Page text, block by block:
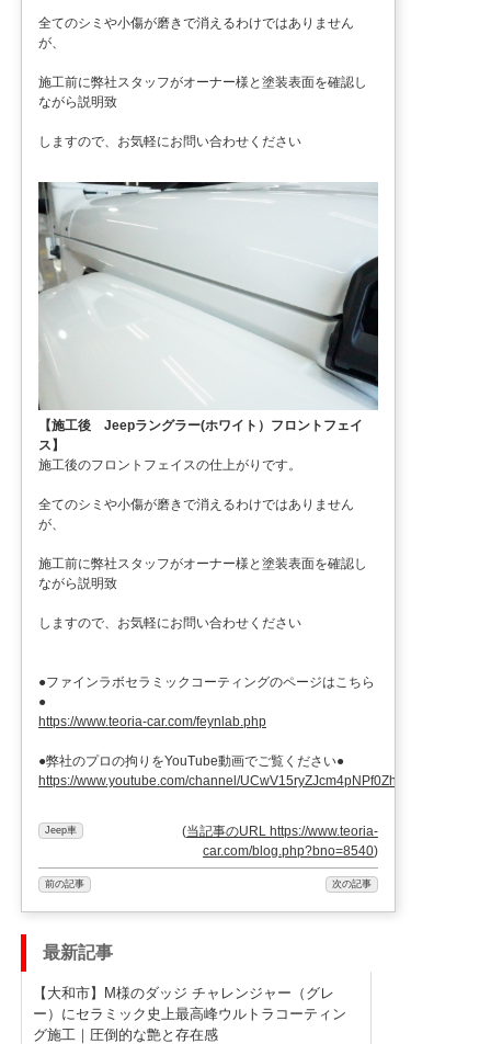
全てのシミや小傷が磨きで消えるわけではありません
が、
施工前に弊社スタッフがオーナー様と塗装表面を確認し
ながら説明致
しますので、お気軽にお問い合わせください
【施工後 Jeepラングラー(ホワイト）フロントフェイ
ス】
施工後のフロントフェイスの仕上がりです。
全てのシミや小傷が磨きで消えるわけではありません
が、
施工前に弊社スタッフがオーナー様と塗装表面を確認し
ながら説明致
しますので、お気軽にお問い合わせください
●ファインラボセラミックコーティングのページはこちら
●
https://www.teoria-car.com/feynlab.php
●弊社のプロの拘りをYouTube動画でご覧ください●
https://www.youtube.com/channel/UCwV15ryZJcm4pNPf0ZhXu9g
Jeep車 (当記事のURL https://www.teoria-
car.com/blog.php?bno=8540)
前の記事 次の記事
最新記事
【大和市】M様のダッジ チャレンジャー（グレ
ー）にセラミック史上最高峰ウルトラコーティン
グ施工｜圧倒的な艶と存在感